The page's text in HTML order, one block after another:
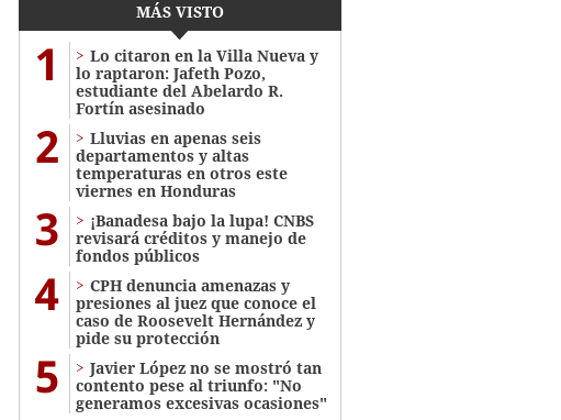
MÁS VISTO
1
Lo citaron en la Villa Nueva y
lo raptaron: Jafeth Pozo,
estudiante del Abelardo R.
Fortín asesinado
2
Lluvias en apenas seis
departamentos y altas
temperaturas en otros este
viernes en Honduras
3
¡Banadesa bajo la lupa! CNBS
revisará créditos y manejo de
fondos públicos
4
CPH denuncia amenazas y
presiones al juez que conoce el
caso de Roosevelt Hernández y
pide su protección
5
Javier López no se mostró tan
contento pese al triunfo: "No
generamos excesivas ocasiones"